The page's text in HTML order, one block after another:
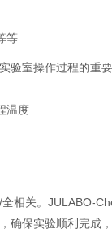
等
验室操作过程的重
温度
相关。JULABO-
确保实验顺利完成